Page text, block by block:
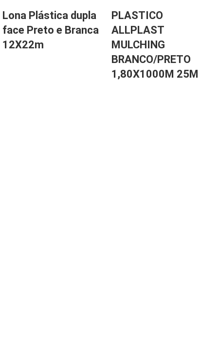
Lona Plástica dupla
face Preto e Branca
12X22m
PLASTICO
ALLPLAST
MULCHING
BRANCO/PRETO
1,80X1000M 25M